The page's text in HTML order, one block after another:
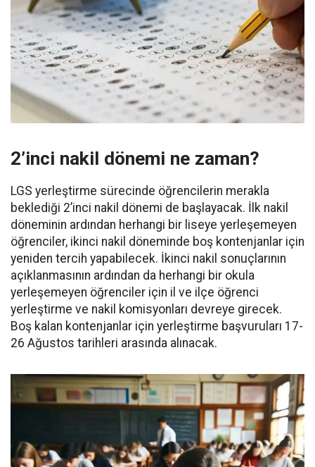
2’inci nakil dönemi ne zaman?
LGS yerleştirme sürecinde öğrencilerin merakla
beklediği 2’inci nakil dönemi de başlayacak. İlk nakil
döneminin ardından herhangi bir liseye yerleşemeyen
öğrenciler, ikinci nakil döneminde boş kontenjanlar için
yeniden tercih yapabilecek. İkinci nakil sonuçlarının
açıklanmasının ardından da herhangi bir okula
yerleşemeyen öğrenciler için il ve ilçe öğrenci
yerleştirme ve nakil komisyonları devreye girecek.
Boş kalan kontenjanlar için yerleştirme başvuruları 17-
26 Ağustos tarihleri arasında alınacak.